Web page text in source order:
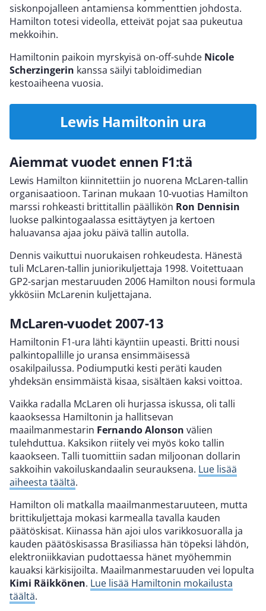
siskonpojalleen antamiensa kommenttien johdosta.
Hamilton totesi videolla, etteivät pojat saa pukeutua
mekkoihin.
Hamiltonin paikoin myrskyisä on-off-suhde Nicole
Scherzingerin kanssa säilyi tabloidimedian
kestoaiheena vuosia.
Lewis Hamiltonin ura
Aiemmat vuodet ennen F1:tä
Lewis Hamilton kiinnitettiin jo nuorena McLaren-tallin
organisaatioon. Tarinan mukaan 10-vuotias Hamilton
marssi rohkeasti brittitallin päällikön Ron Dennisin
luokse palkintogaalassa esittäytyen ja kertoen
haluavansa ajaa joku päivä tallin autolla.
Dennis vaikuttui nuorukaisen rohkeudesta. Hänestä
tuli McLaren-tallin juniorikuljettaja 1998. Voitettuaan
GP2-sarjan mestaruuden 2006 Hamilton nousi formula
ykkösiin McLarenin kuljettajana.
McLaren-vuodet 2007-13
Hamiltonin F1-ura lähti käyntiin upeasti. Britti nousi
palkintopallille jo uransa ensimmäisessä
osakilpailussa. Podiumputki kesti peräti kauden
yhdeksän ensimmäistä kisaa, sisältäen kaksi voittoa.
Vaikka radalla McLaren oli hurjassa iskussa, oli talli
kaaoksessa Hamiltonin ja hallitsevan
maailmanmestarin Fernando Alonson välien
tulehduttua. Kaksikon riitely vei myös koko tallin
kaaokseen. Talli tuomittiin sadan miljoonan dollarin
sakkoihin vakoiluskandaalin seurauksena. Lue lisää
aiheesta täältä.
Hamilton oli matkalla maailmanmestaruuteen, mutta
brittikuljettaja mokasi karmealla tavalla kauden
päätöskisat. Kiinassa hän ajoi ulos varikkosuoralla ja
kauden päätöskisassa Brasiliassa hän töpeksi lähdön,
elektroniikkavian pudottaessa hänet myöhemmin
kauaksi kärkisijoilta. Maailmanmestaruuden vei lopulta
Kimi Räikkönen. Lue lisää Hamiltonin mokailusta
täältä.